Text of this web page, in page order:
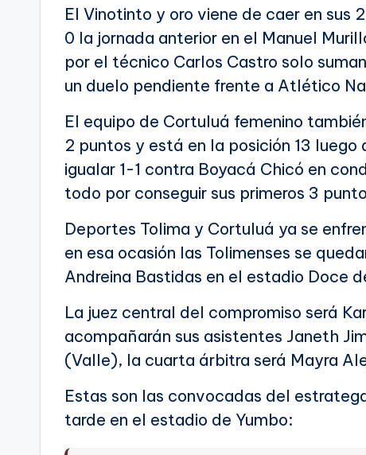
El Vinotinto y oro viene de caer en sus
0 la jornada anterior en el Manuel
por el técnico Carlos Castro solo
un duelo pendiente frente a Atlético
El equipo de Cortuluá femenino
2 puntos y está en la posición 13
igualar 1-1 contra Boyacá Chicó en
todo por conseguir sus primeros 3
Deportes Tolima y Cortuluá ya se
en esa ocasión las Tolimenses se
Andreina Bastidas en el estadio Doce
La juez central del compromiso será
acompañarán sus asistentes Janeth
(Valle), la cuarta árbitra será Mayra
Estas son las convocadas del
tarde en el estadio de Yumbo: